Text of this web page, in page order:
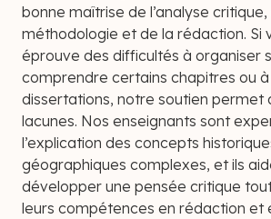
bonne maîtrise de l’analyse critique,
méthodologie et de la rédaction. Si
éprouve des difficultés à organiser
comprendre certains chapitres ou
dissertations, notre soutien permet
lacunes. Nos enseignants sont
l’explication des concepts
géographiques complexes, et ils
développer une pensée critique
leurs compétences en rédaction et